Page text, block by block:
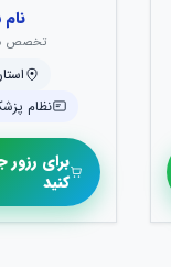
تخصص
نظام پزشکی:
برای رزور
کنید